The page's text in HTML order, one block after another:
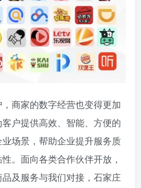
商家的数字经营也变得更加
户提供高效、智能、方便的
场景，帮助企业提升服务质
。面向各类合作伙伴开放，
及服务与我们对接，石家庄